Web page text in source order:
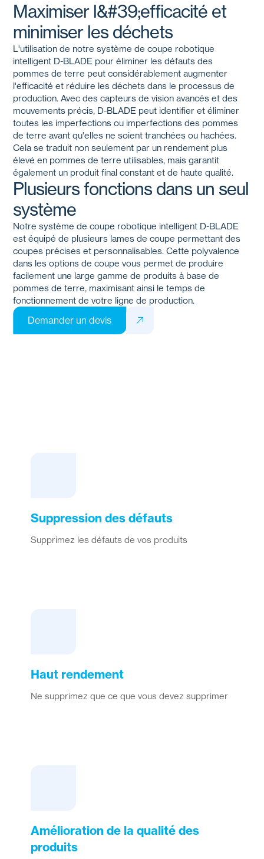
Maximiser l&#39;efficacité et
minimiser les déchets
L'utilisation de notre système de coupe robotique
intelligent D-BLADE pour éliminer les défauts des
pommes de terre peut considérablement augmenter
l'efficacité et réduire les déchets dans le processus de
production. Avec des capteurs de vision avancés et des
mouvements précis, D-BLADE peut identifier et éliminer
toutes les imperfections ou imperfections des pommes
de terre avant qu'elles ne soient tranchées ou hachées.
Cela se traduit non seulement par un rendement plus
élevé en pommes de terre utilisables, mais garantit
également un produit final constant et de haute qualité.
Plusieurs fonctions dans un seul
système
Notre système de coupe robotique intelligent D-BLADE
est équipé de plusieurs lames de coupe permettant des
coupes précises et personnalisables. Cette polyvalence
dans les options de coupe vous permet de produire
facilement une large gamme de produits à base de
pommes de terre, maximisant ainsi le temps de
fonctionnement de votre ligne de production.
Demander un devis
Suppression des défauts
Supprimez les défauts de vos produits
Haut rendement
Ne supprimez que ce que vous devez supprimer
Amélioration de la qualité des
produits